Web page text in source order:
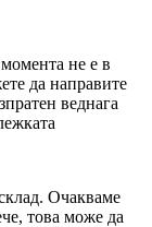
не е в
да направите
веднага
Очакваме
това може да